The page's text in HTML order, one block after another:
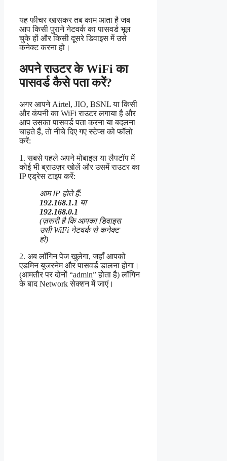
यह फीचर खासकर तब काम आता है जब
आप किसी पुराने नेटवर्क का पासवर्ड भूल
चुके हों और किसी दूसरे डिवाइस में उसे
कनेक्ट करना हो।
अपने राउटर के WiFi का
पासवर्ड कैसे पता करें?
अगर आपने Airtel, JIO, BSNL या किसी
और कंपनी का WiFi राउटर लगाया है और
आप उसका पासवर्ड पता करना या बदलना
चाहते हैं, तो नीचे दिए गए स्टेप्स को फॉलो
करें:
1. सबसे पहले अपने मोबाइल या लैपटॉप में
कोई भी ब्राउज़र खोलें और उसमें राउटर का
IP एड्रेस टाइप करें:
आम IP होते हैं:
192.168.1.1 या
192.168.0.1
(ज़रूरी है कि आपका डिवाइस
उसी WiFi नेटवर्क से कनेक्ट
हो)
2. अब लॉगिन पेज खुलेगा, जहाँ आपको
एडमिन यूजरनेम और पासवर्ड डालना होगा।
(आमतौर पर दोनों “admin” होता है) लॉगिन
के बाद Network सेक्शन में जाएं।